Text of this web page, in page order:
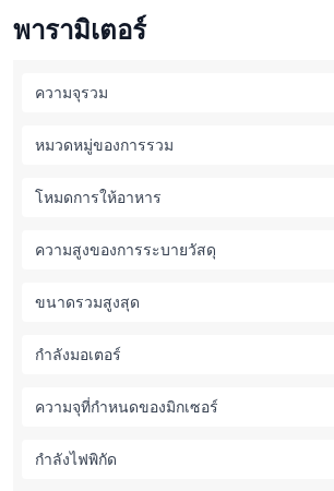
พารามิเตอร์
ความจุรวม
หมวดหมู่ของการรวม
โหมดการให้อาหาร
ความสูงของการระบายวัสดุ
ขนาดรวมสูงสุด
กำลังมอเตอร์
ความจุที่กำหนดของมิกเซอร์
กำลังไฟพิกัด